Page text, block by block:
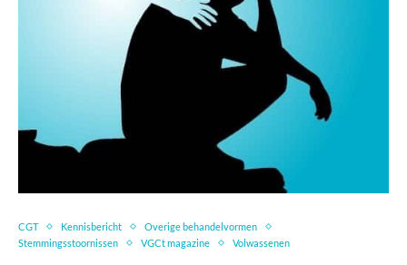
CGT Kennisbericht
Overige behandelvormen
Stemmingsstoornissen
VGCt magazine Volwassenen